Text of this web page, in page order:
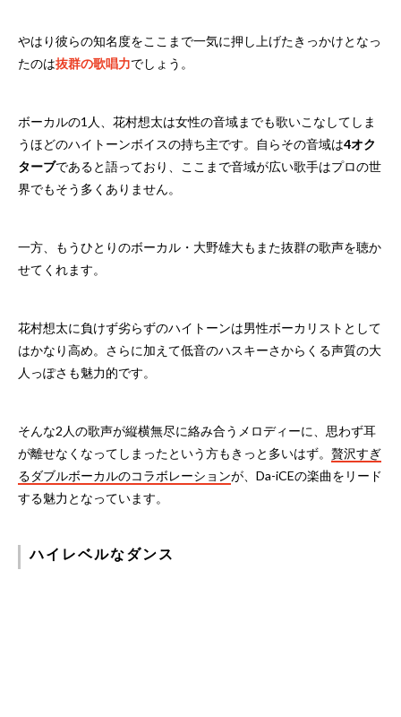
やはり彼らの知名度をここまで一気に押し上げたきっかけとなっ
たのは抜群の歌唱力でしょう。
ボーカルの1人、花村想太は女性の音域までも歌いこなしてしま
うほどのハイトーンボイスの持ち主です。自らその音域は4オク
ターブであると語っており、ここまで音域が広い歌手はプロの世
界でもそう多くありません。
一方、もうひとりのボーカル・大野雄大もまた抜群の歌声を聴か
せてくれます。
花村想太に負けず劣らずのハイトーンは男性ボーカリストとして
はかなり高め。さらに加えて低音のハスキーさからくる声質の大
人っぽさも魅力的です。
そんな2人の歌声が縦横無尽に絡み合うメロディーに、思わず耳
が離せなくなってしまったという方もきっと多いはず。 贅沢すぎ
るダブルボーカルのコラボレーションが、Da-iCEの楽曲をリード
する魅力となっています。
ハイレベルなダンス